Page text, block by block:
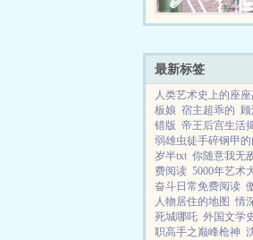
最新标签
人类艺术史上的座
板娘 宿主超乖的
错版 帝王后宫生活
弱雄虫徒手碎钢甲
岁半txt 你随意我无
费阅读 5000年艺术
奋斗日常免费阅读
人物居住的地图 情
死城哪吒 外国文学
职高手之巅峰枪神